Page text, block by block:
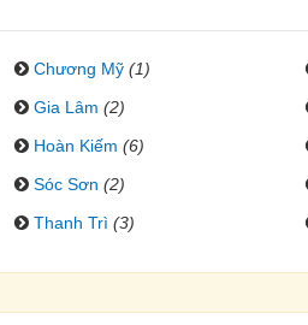
Chương Mỹ (1)
Gia Lâm (2)
Hoàn Kiếm (6)
Sóc Sơn (2)
Thanh Trì (3)